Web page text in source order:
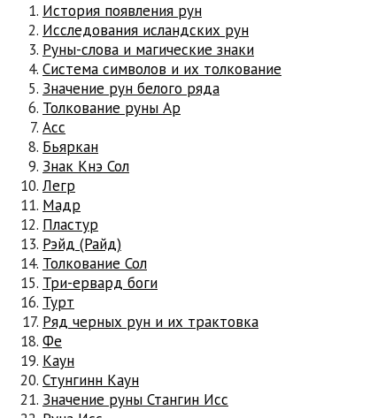
История появления рун
Исследования исландских рун
Руны-слова и магические знаки
Система символов и их толкование
Значение рун белого ряда
Толкование руны Ар
Асс
Бьяркан
Знак Кнэ Сол
Легр
Мадр
Пластур
Рэйд (Райд)
Толкование Сол
Три-ервард боги
Турт
Ряд черных рун и их трактовка
Фе
Каун
Стунгинн Каун
Значение руны Стангин Исс